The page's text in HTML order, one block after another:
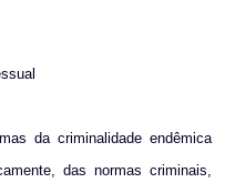
da criminalidade endêmica
das normas criminais,